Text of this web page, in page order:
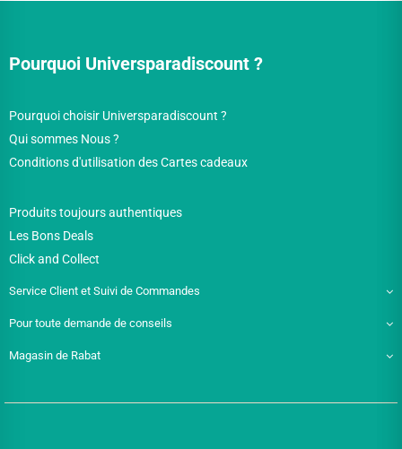
Pourquoi Universparadiscount ?
Pourquoi choisir Universparadiscount ?
Qui sommes Nous ?
Conditions d'utilisation des Cartes cadeaux
Produits toujours authentiques
Les Bons Deals
Click and Collect
Service Client et Suivi de Commandes
Pour toute demande de conseils
Magasin de Rabat